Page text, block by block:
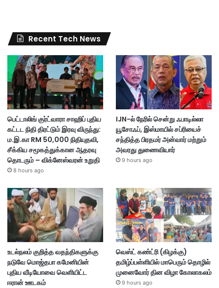
Recent Tech News
பெட்டாலிங் குர்ட்வாரா சாஹிப் புதிய
கட்டட நிதி திரட்டும் இரவு விருந்து:
ம.இ.கா RM 50,000 நிதியுதவி,
சீக்கிய சமூகத்துக்கான ஆதரவு
தொடரும் – விக்னேஸ்வரன் உறுதி
8 hours ago
IJN-ல் நேரில் சென்று ஃபாடில்லா
யூசோஃப், இஸ்மாயில் சப்ரியைச்
சந்தித்த பிரதமர் அன்வார் மற்றும்
அவரது துணைவியார்
9 hours ago
உடல்நலம் குறித்த வதந்திகளுக்கு
நடுவே மொஜ்தபா கமேனியின்
புதிய வீடியோவை வெளியிட்ட
ஈரான் ஊடகம்
வெஸ்ட் கண்ட்ரி (கிழக்கு)
தமிழ்ப்பள்ளியில் மாபெரும் தொழில்
முனைவோர் தின விழா கோலாகலம்
9 hours ago